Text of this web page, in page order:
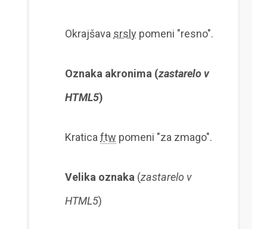
Okrajšava srsly pomeni "resno".
Oznaka akronima (zastarelo v
HTML5)
Kratica ftw pomeni "za zmago".
Velika oznaka (zastarelo v
HTML5)